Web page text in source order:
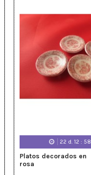
22 d. 12 :58
Platos decorados en
rosa